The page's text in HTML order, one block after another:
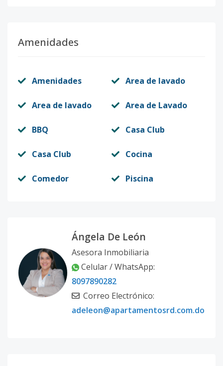
Amenidades
Amenidades Area de lavado
Area de lavado Area de Lavado
BBQ Casa Club
Casa Club Cocina
Comedor Piscina
Ángela De León
Asesora Inmobiliaria
Celular / WhatsApp:
8097890282
Correo Electrónico:
adeleon@apartamentosrd.com.do